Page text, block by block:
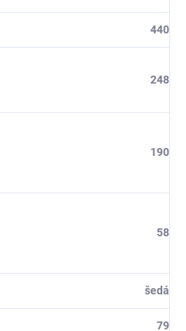
440
248
190
58
šedá
79